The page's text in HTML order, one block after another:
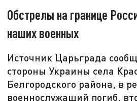
Обстрелы на границе
наших военных
Источник Царьграда
стороны Украины села
Белгородского района, в
военнослужащий погиб,